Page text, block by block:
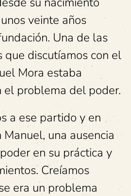
veinte años
Una de las
que discutíamos con el
Mora estaba
el problema del poder.
a ese partido y en
una ausencia
en su práctica y
Creíamos
era un problema